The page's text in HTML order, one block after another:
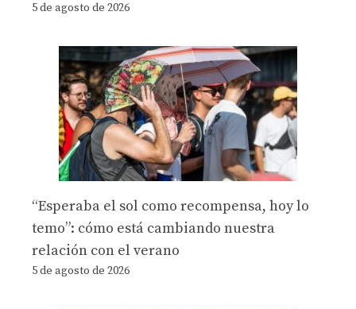
5 de agosto de 2026
“Esperaba el sol como recompensa, hoy lo
temo”: cómo está cambiando nuestra
relación con el verano
5 de agosto de 2026